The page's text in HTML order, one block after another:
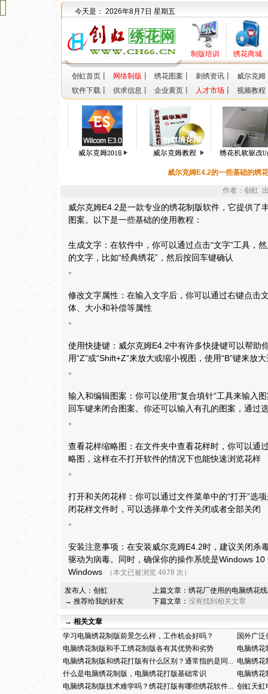
今天是： 2026年8月7日 星期五
制版培训 绣花商城
创虹首页 ┋ 网络制版 ┋ 绣花图案 ┋ 刺绣资讯 ┋ 威尔克姆
软件下载 ┋ 供求信息 ┋ 企业黄页 ┋ 人才市场 ┋ 视频教程
威尔克姆E4.2的一些基础的绣
作者：创虹
威尔克姆E4.2是一款专业的绣花制版软件，它提供了
图案。以下是一些基础的使用教程：
生成文字：在软件中，你可以通过点击“文字”工具，
的文字，比如“经典绣花”，然后按回车键确认
。
修改文字属性：在输入文字后，你可以通过右键点击
体、大小和补偿等属性
。
使用快捷键：威尔克姆E4.2中有许多快捷键可以帮助
用“Z”或“Shift+Z”来放大或缩小视图，使用“B”键来放
。
输入和编辑图案：你可以使用“复合填针”工具来输入
回车键来闭合图案。你还可以输入有孔的图案，通过
。
查看花样缩略图：在文件夹中查看花样时，你可以通
略图，这样在不打开软件的情况下也能快速浏览花样
。
打开和关闭花样：你可以通过文件菜单中的“打开”选
闭花样文件时，可以选择单个文件关闭或者全部关闭
。
安装注意事项：在安装威尔克姆E4.2时，建议关闭杀
驱动为病毒。同时，确保你的操作系统是Windows
Windows
（本文已被浏览 4678 次）
发布人： 创虹
→ 推荐给我的好友
上篇文章： 绣花厂使用的电脑绣花
下篇文章： 没有找到相关文章
→ 相关文章
学习电脑绣花制版前景怎么样，工作机会好吗？
国外广
电脑绣花制版和手工绣花制版各有其优势和劣势
电脑绣花
电脑绣花制版和绣花打版有什么区别？通常指的是同... 电脑绣花
什么是电脑绣花制版，电脑绣花打版基础常识
电脑绣花
电脑绣花制版技术难学吗？绣花打版有哪些绣花软件... 创虹天虹